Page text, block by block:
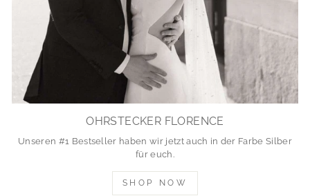
OHRSTECKER FLORENCE
Unseren #1 Bestseller haben wir jetzt auch in der Farbe Silber
für euch.
SHOP NOW